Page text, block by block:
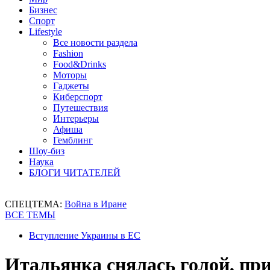
Бизнес
Спорт
Lifestyle
Все новости раздела
Fashion
Food&Drinks
Моторы
Гаджеты
Киберспорт
Путешествия
Интерьеры
Афиша
Гемблинг
Шоу-биз
Наука
БЛОГИ ЧИТАТЕЛЕЙ
СПЕЦТЕМА: Война в Иране
ВСЕ ТЕМЫ
Вступление Украины в ЕС
Итальянка снялась голой,